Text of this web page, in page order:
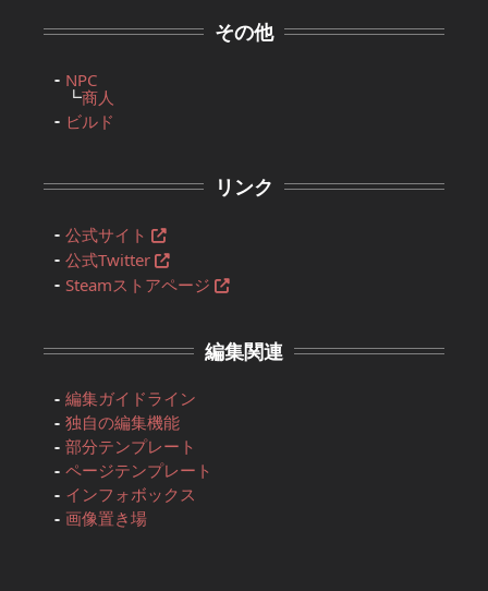
その他
NPC
┗商人
ビルド
リンク
公式サイト
公式Twitter
Steamストアページ
編集関連
編集ガイドライン
独自の編集機能
部分テンプレート
ページテンプレート
インフォボックス
画像置き場